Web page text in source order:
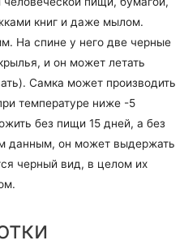
книг и даже мылом.
На спине у него две черные
и он может летать
Самка может производить
температуре ниже -5
без пищи 15 дней, а без
данным, он может выдержать
черный вид, в целом их